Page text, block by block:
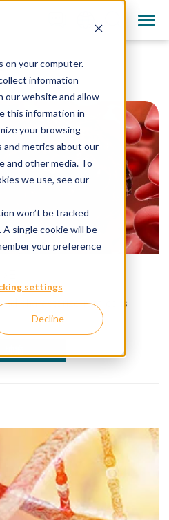
on your computer.
information
website and allow
this information in
your browsing
and metrics about our
and other media. To
we use, see our
won’t be tracked
single cookie will be
your preference
settings
Decline
本語
中文
Information
characterize rare cells